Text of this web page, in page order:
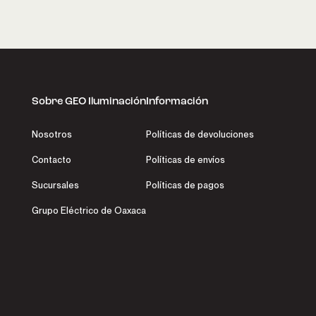
Sobre GEO Iluminación
Nosotros
Contacto
Sucursales
Grupo Eléctrico de Oaxaca
Información
Políticas de devoluciones
Políticas de envíos
Políticas de pagos